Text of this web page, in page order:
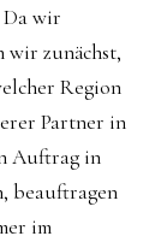
Da wir
wir zunächst,
Region
Partner in
Auftrag in
beauftragen
im